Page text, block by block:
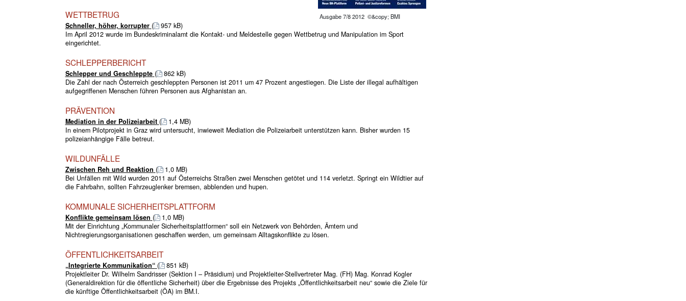
Ausgabe 7/8 2012 ©&copy; BMI
WETTBETRUG
Schneller, höher, korrupter (
957 kB)
Im April 2012 wurde im Bundeskriminalamt die Kontakt- und Meldestelle gegen Wettbetrug und Manipulation im Sport
eingerichtet.
SCHLEPPERBERICHT
Schlepper und Geschleppte (
862 kB)
Die Zahl der nach Österreich geschleppten Personen ist 2011 um 47 Prozent angestiegen. Die Liste der illegal aufhältigen
aufgegriffenen Menschen führen Personen aus Afghanistan an.
PRÄVENTION
Mediation in der Polizeiarbeit (
1,4 MB)
In einem Pilotprojekt in Graz wird untersucht, inwieweit Mediation die Polizeiarbeit unterstützen kann. Bisher wurden 15
polizeianhängige Fälle betreut.
WILDUNFÄLLE
Zwischen Reh und Reaktion (
1,0 MB)
Bei Unfällen mit Wild wurden 2011 auf Österreichs Straßen zwei Menschen getötet und 114 verletzt. Springt ein Wildtier auf
die Fahrbahn, sollten Fahrzeuglenker bremsen, abblenden und hupen.
KOMMUNALE SICHERHEITSPLATTFORM
Konflikte gemeinsam lösen (
1,0 MB)
Mit der Einrichtung „Kommunaler Sicherheitsplattformen“ soll ein Netzwerk von Behörden, Ämtern und
Nichtregierungsorganisationen geschaffen werden, um gemeinsam Alltagskonflikte zu lösen.
ÖFFENTLICHKEITSARBEIT
„Integrierte Kommunikation“ (
851 kB)
Projektleiter Dr. Wilhelm Sandrisser (Sektion I – Präsidium) und Projektleiter-Stellvertreter Mag. (FH) Mag. Konrad Kogler
(Generaldirektion für die öffentliche Sicherheit) über die Ergebnisse des Projekts „Öffentlichkeitsarbeit neu“ sowie die Ziele für
die künftige Öffentlichkeitsarbeit (ÖA) im BM.I.